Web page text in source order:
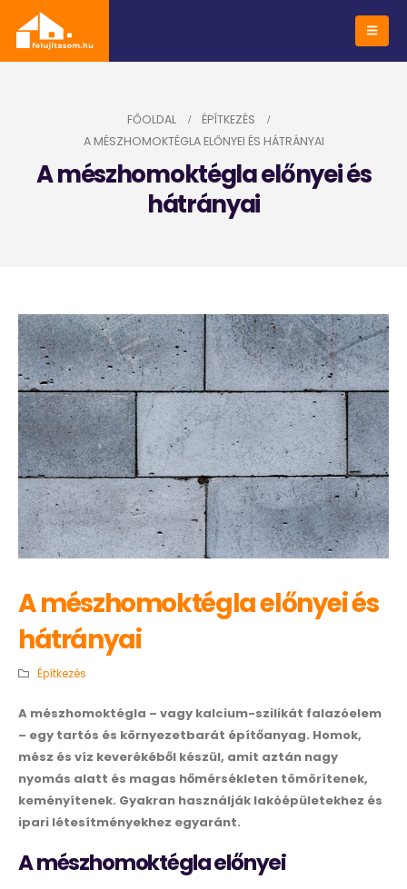
FŐOLDAL
ÉPÍTKEZÉS
A MÉSZHOMOKTÉGLA ELŐNYEI ÉS HÁTRÁNYAI
A mészhomoktégla előnyei és
hátrányai
A mészhomoktégla előnyei és
hátrányai
Építkezés
A mészhomoktégla – vagy kalcium-szilikát falazóelem
– egy tartós és környezetbarát építőanyag. Homok,
mész és víz keverékéből készül, amit aztán nagy
nyomás alatt és magas hőmérsékleten tömörítenek,
keményítenek. Gyakran használják lakóépületekhez és
ipari létesítményekhez egyaránt.
A mészhomoktégla előnyei